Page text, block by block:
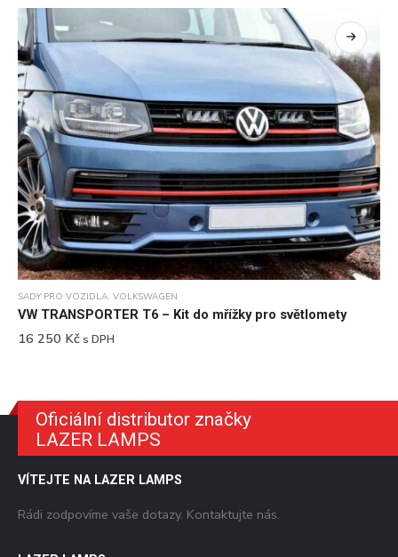
SADY PRO VOZIDLA, VOLKSWAGEN
VW TRANSPORTER T6 – Kit do mřížky pro světlomety
16 250 Kčs DPH
Oficiální distributor značky
LAZER LAMPS
VÍTEJTE NA LAZER LAMPS
Rádi zodpovíme vaše dotazy. Kontaktujte nás.